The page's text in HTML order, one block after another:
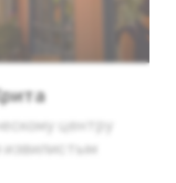
центру
извилистым